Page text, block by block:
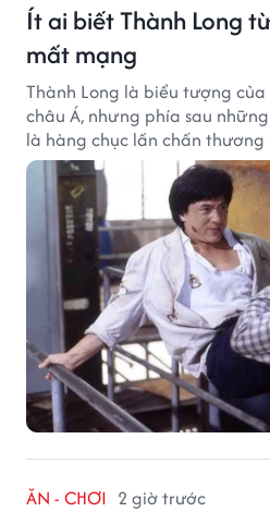
Ít ai biết Thành Long
mất mạng
Thành Long là biểu tượng
châu Á, nhưng phía sau
là hàng chục lần chấn
ĂN - CHƠI 2 giờ trước